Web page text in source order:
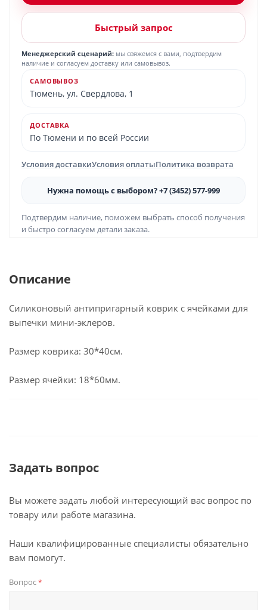
Быстрый запрос
Менеджерский сценарий: мы свяжемся с вами, подтвердим
наличие и согласуем доставку или самовывоз.
САМОВЫВОЗ
Тюмень, ул. Свердлова, 1
ДОСТАВКА
По Тюмени и по всей России
Условия доставкиУсловия оплатыПолитика возврата
Нужна помощь с выбором? +7 (3452) 577-999
Подтвердим наличие, поможем выбрать способ получения
и быстро согласуем детали заказа.
Описание
Силиконовый антипригарный коврик с ячейками для
выпечки мини-эклеров.
Размер коврика: 30*40см.
Размер ячейки: 18*60мм.
Задать вопрос
Вы можете задать любой интересующий вас вопрос по
товару или работе магазина.
Наши квалифицированные специалисты обязательно
вам помогут.
Вопрос*